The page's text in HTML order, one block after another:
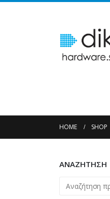
HOME SHOP
ΑΝΑΖΗΤΗΣΗ